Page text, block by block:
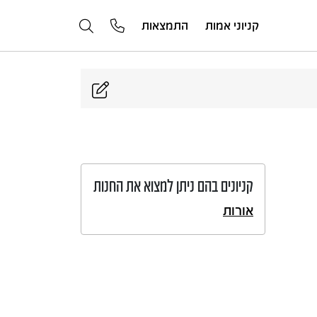
קניוני אמות התמצאות
קניונים בהם ניתן למצוא את החנות
אורות